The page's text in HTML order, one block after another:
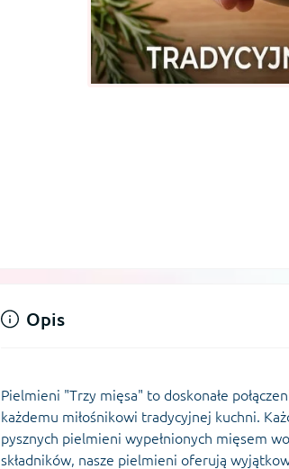
Opis
Pielmieni "Trzy mięsa" to doskonałe
każdemu miłośnikowi tradycyjnej kuchni.
pysznych pielmieni wypełnionych mięsem
składników, nasze pielmieni oferują